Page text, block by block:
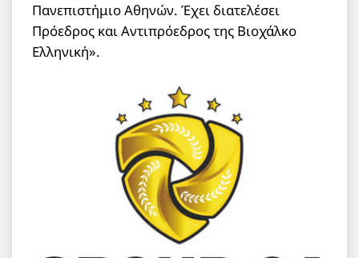
Πανεπιστήμιο Αθηνών. Έχει διατελέσει
Πρόεδρος και Αντιπρόεδρος της Βιοχάλκο
Ελληνική».